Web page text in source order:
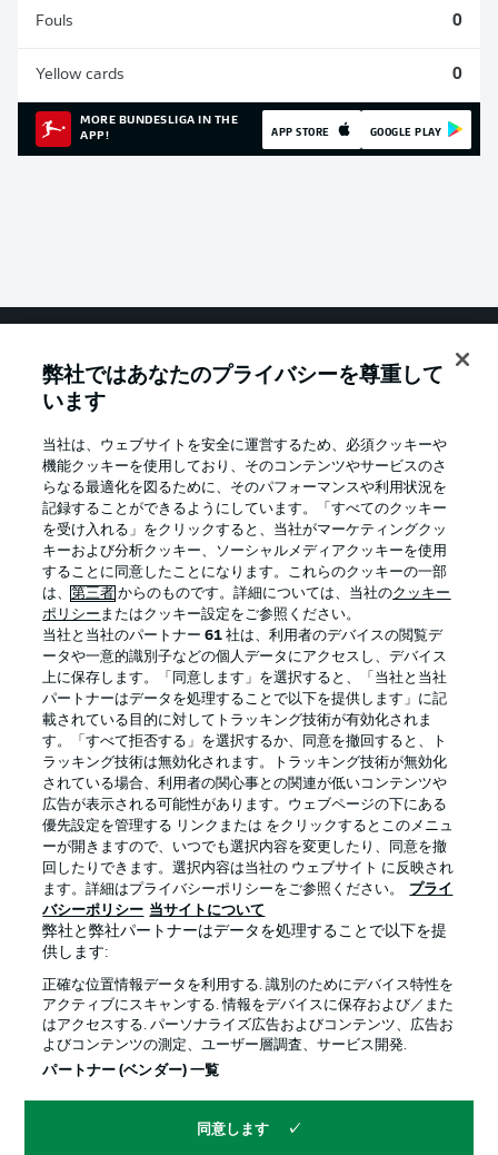
Fouls 0
Yellow cards 0
MORE BUNDESLIGA IN THE
APP!
APP STORE GOOGLE PLAY
Football as it's meant to be
BUNDESLIGA APP
Official Partners
プライバシー・ポリシー 優先設定を管理する
利用条件
求人 選手
当サイトについて
© 2026 Bundesliga-Gruppe GmbH
弊社ではあなたのプライバシーを尊重して
います
当社は、ウェブサイトを安全に運営するため、必須クッキーや
機能クッキーを使用しており、そのコンテンツやサービスのさ
らなる最適化を図るために、そのパフォーマンスや利用状況を
記録することができるようにしています。「すべてのクッキー
を受け入れる」をクリックすると、当社がマーケティングクッ
キーおよび分析クッキー、ソーシャルメディアクッキーを使用
することに同意したことになります。これらのクッキーの一部
は、第三者 からのものです。詳細については、当社のクッキー
ポリシー またはクッキー設定をご参照ください。
当社と当社のパートナー61 社は、利用者のデバイスの閲覧デ
ータや一意的識別子などの個人データにアクセスし、デバイス
上に保存します。「同意します」を選択すると、「当社と当社
パートナーはデータを処理することで以下を提供します」に記
載されている目的に対してトラッキング技術が有効化されま
す。「すべて拒否する」を選択するか、同意を撤回すると、ト
ラッキング技術は無効化されます。トラッキング技術が無効化
されている場合、利用者の関心事との関連が低いコンテンツや
広告が表示される可能性があります。ウェブページの下にある
優先設定を管理する リンクまたは をクリックするとこのメニュ
ーが開きますので、いつでも選択内容を変更したり、同意を撤
回したりできます。選択内容は当社の ウェブサイト に反映され
ます。詳細はプライバシーポリシーをご参照ください。
プライ
バシーポリシー 当サイトについて
弊社と弊社パートナーはデータを処理することで以下を提
供します:
正確な位置情報データを利用する. 識別のためにデバイス特性を
アクティブにスキャンする. 情報をデバイスに保存および／また
はアクセスする. パーソナライズ広告およびコンテンツ、広告お
よびコンテンツの測定、ユーザー層調査、サービス開発.
パートナー (ベンダー) 一覧
同意します